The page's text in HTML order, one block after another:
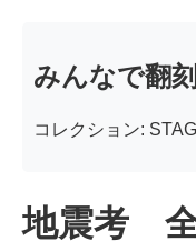
みんなで翻
コレクション:
地震考